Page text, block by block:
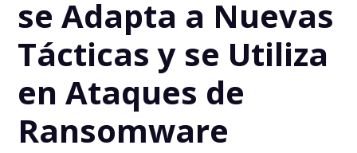
se Adapta a Nuevas
Tácticas y se Utiliza
en Ataques de
Ransomware